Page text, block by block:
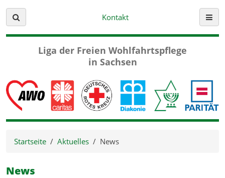
Suche
Kontakt
Liga der Freien Wohlfahrtspflege
in Sachsen
Startseite Aktuelles News
News